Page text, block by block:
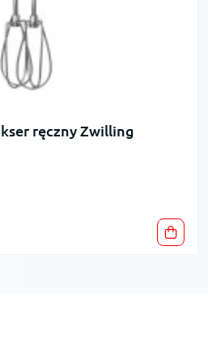
ręczny Zwilling